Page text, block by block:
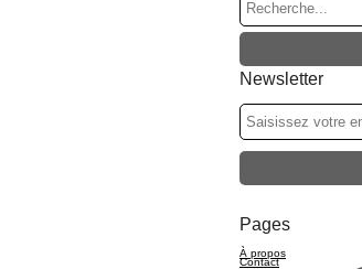
Newsletter
Pages
À propos
Contact